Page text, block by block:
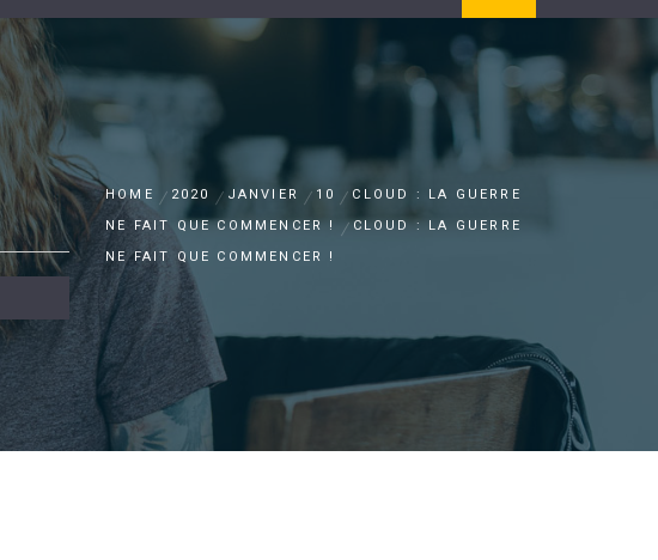
HOME 2020 JANVIER 10
CLOUD : LA GUERRE
NE FAIT QUE COMMENCER !
CLOUD : LA GUERRE
NE FAIT QUE COMMENCER !